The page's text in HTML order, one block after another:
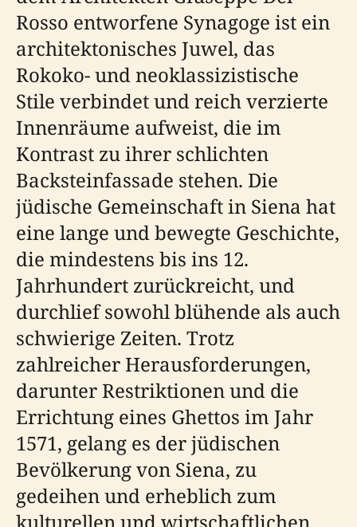
Rosso entworfene Synagoge ist ein
architektonisches Juwel, das
Rokoko- und neoklassizistische
Stile verbindet und reich verzierte
Innenräume aufweist, die im
Kontrast zu ihrer schlichten
Backsteinfassade stehen. Die
jüdische Gemeinschaft in Siena hat
eine lange und bewegte Geschichte,
die mindestens bis ins 12.
Jahrhundert zurückreicht, und
durchlief sowohl blühende als auch
schwierige Zeiten. Trotz
zahlreicher Herausforderungen,
darunter Restriktionen und die
Errichtung eines Ghettos im Jahr
1571, gelang es der jüdischen
Bevölkerung von Siena, zu
gedeihen und erheblich zum